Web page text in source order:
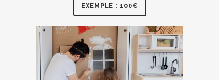
EXEMPLE : 100€